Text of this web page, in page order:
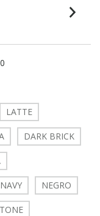
LATTE
DARK BRICK
NEGRO